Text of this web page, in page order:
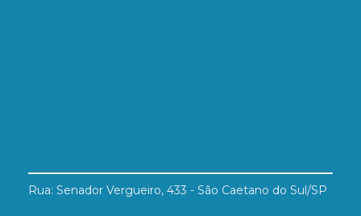
Rua: Senador Vergueiro, 433 - São Caetano do Sul/SP